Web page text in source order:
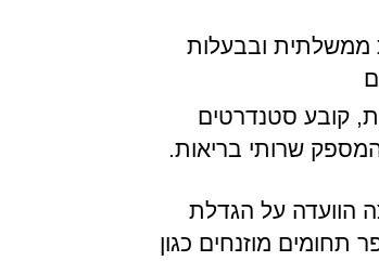
ממשלתית ובבעלות
קובע סטנדרטים
שרותי בריאות.
הוועדה על הגדלת
מוזנחים כגון